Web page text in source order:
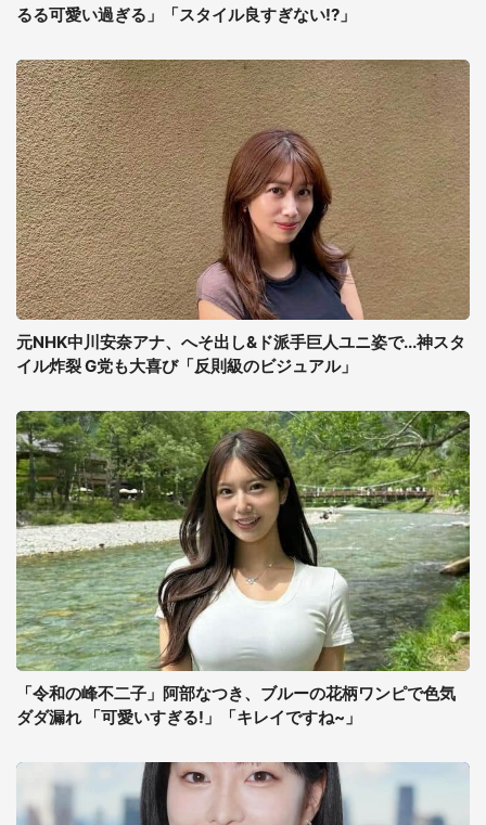
るる可愛い過ぎる」「スタイル良すぎない!?」
元NHK中川安奈アナ、へそ出し&ド派手巨人ユニ姿で...神スタ
イル炸裂 G党も大喜び「反則級のビジュアル」
「令和の峰不二子」阿部なつき、ブルーの花柄ワンピで色気
ダダ漏れ 「可愛いすぎる!」「キレイですね~」